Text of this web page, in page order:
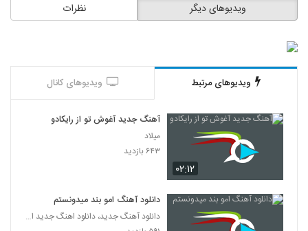
نظرات ویدیوهای دیگر
ویدیوهای مرتبط ویدیوهای کانال
۰۲:۱۲
آهنگ جدید آغوش تو از رایکادو
میلاد
۶۴۳ بازدید
دانلود آهنگ امو بند میدونستم
دانلود آهنگ جدید، دانلود اهنگ جدید ایرانی